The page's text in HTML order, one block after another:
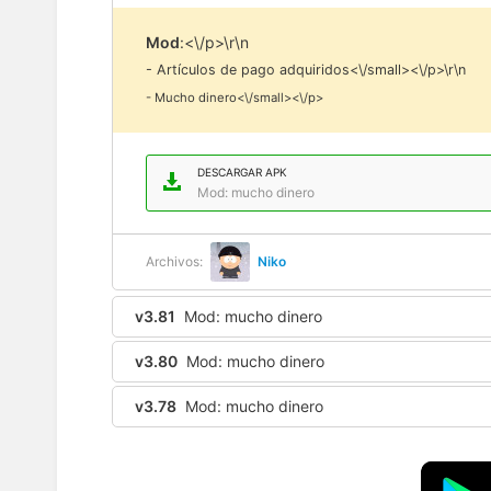
Mod:<\/p>\r\n
- Artículos de pago adquiridos<\/small><\/p>\r\n
- Mucho dinero<\/small><\/p>
DESCARGAR APK
Mod: mucho dinero
Archivos: Niko
v3.81 Mod: mucho dinero
v3.80 Mod: mucho dinero
v3.78 Mod: mucho dinero